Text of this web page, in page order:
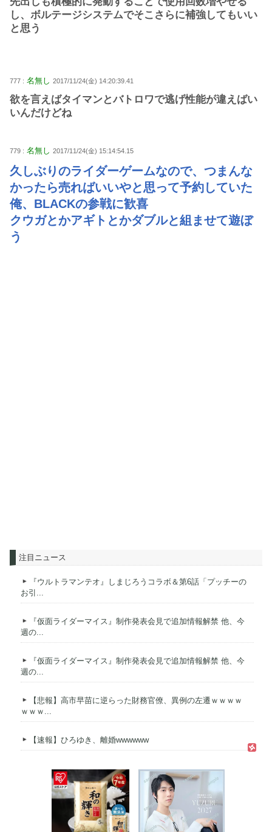
し、ボルテージシステムでそこさらに補強してもいい
と思う
777 : 名無し 2017/11/24(金) 14:20:39.41
欲を言えばタイマンとバトロワで逃げ性能が違えばい
いんだけどね
779 : 名無し 2017/11/24(金) 15:14:54.15
久しぶりのライダーゲームなので、つまんな
かったら売ればいいやと思って予約していた
俺、BLACKの参戦に歓喜
クウガとかアギトとかダブルと組ませて遊ぼ
う
注目ニュース
『ウルトラマンテオ』しまじろうコラボ＆第6話「プッチーの
お引...
『仮面ライダーマイス』制作発表会見で追加情報解禁 他、今
週の...
『仮面ライダーマイス』制作発表会見で追加情報解禁 他、今
週の...
【悲報】高市早苗に逆らった財務官僚、異例の左遷ｗｗｗｗ
ｗｗｗ...
【速報】ひろゆき、離婚wwwwww